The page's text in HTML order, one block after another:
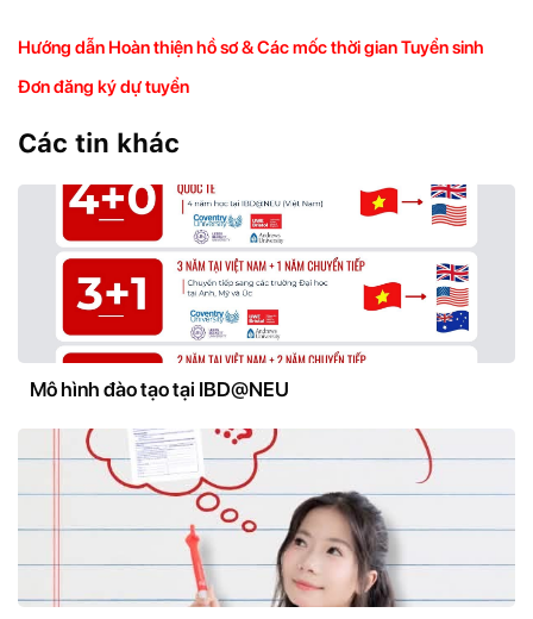
Hướng dẫn Hoàn thiện hồ sơ & Các mốc thời gian Tuyển sinh
Đơn đăng ký dự tuyển
Các tin khác
Mô hình đào tạo tại IBD@NEU